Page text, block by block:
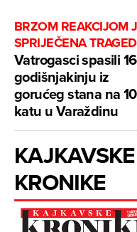
BRZOM REAKCIJOM
SPRIJEČENA
Vatrogasci spasili
godišnjakinju iz
gorućeg stana na
katu u Varaždinu
KAJKAVSKE
KRONIKE